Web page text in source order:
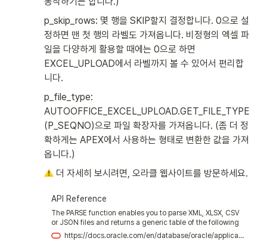
p_skip_rows: 몇 행을 SKIP할지 결정합니다. 0으로 설
정하면 맨 첫 행의 라벨도 가져옵니다. 비정형의 엑셀 파
일을 다양하게 활용할 때에는 0으로 하면
EXCEL_UPLOAD에서 라벨까지 볼 수 있어서 편리합
니다.
p_file_type:
AUTOOFFICE_EXCEL_UPLOAD.GET_FILE_TYPE
(P_SEQNO)으로 파일 확장자를 가져옵니다. (좀 더 정
확하게는 APEX에서 사용하는 형태로 변환한 값을 가져
옵니다.)
더 자세히 보시려면, 오라클 웹사이트를 방문하세요.
API Reference
The PARSE function enables you to parse XML, XLSX, CSV
or JSON files and returns a generic table of the following
structure:
https://docs.oracle.com/en/database/oracle/application-express/21.1/aeapi/PARSE-Function.html